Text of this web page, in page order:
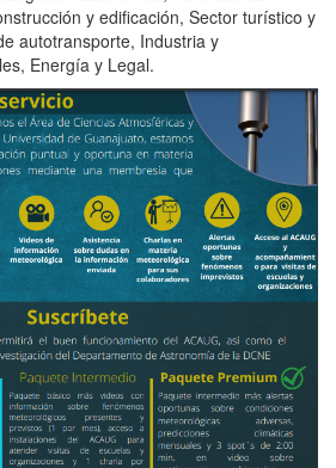
y edificación, Sector turístico y
autotransporte, Industria y
Energía y Legal.